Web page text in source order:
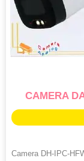
CAMERA
Camera DH-IPC-